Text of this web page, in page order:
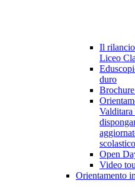
Il
Liceo
duro
Valditara
Open
Video
Orientamento